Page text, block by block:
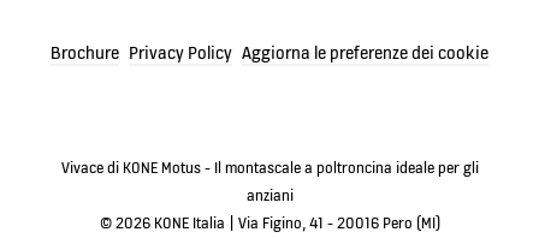
Brochure Privacy Policy Aggiorna le preferenze dei cookie
Vivace di KONE Motus - Il montascale a poltroncina ideale per gli
anziani
© 2026 KONE Italia | Via Figino, 41 - 20016 Pero (MI)